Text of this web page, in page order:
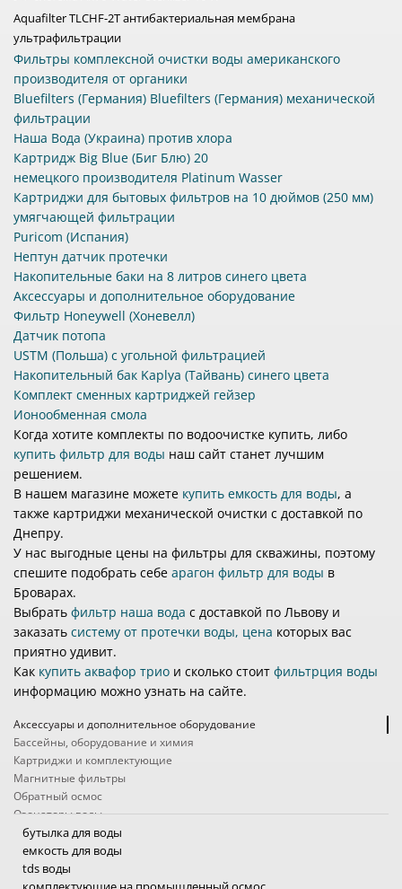
для частных домов;
квартир;
котельных;
бизнеса.
ФИЛЬТРЫ ДЛЯ ВОДЫ ИЗ СКВАЖИНЫ
Вода из скважины часто требует комплексной очистки. В
ней может содержаться:
железо;
марганец;
сероводород;
соли жесткости;
механические примеси.
Для таких задач используются системы обезжелезивания,
умягчения и комплексной очистки воды.
КАРТРИДЖИ И КОМПЛЕКТУЮЩИЕ
В каталоге Akvo представлены:
картриджи для фильтров;
мембраны обратного осмоса;
фильтрующие засыпки;
управляющие клапаны;
корпуса фильтров;
насосы;
ультрафиолетовые лампы;
соль для регенерации.
Правильно подобранные комплектующие помогают
поддерживать стабильную работу системы очистки воды.
ПОЧЕМУ ВЫБИРАЮТ AKVO
Akvo - это профессиональный подбор и современные
решения для очистки воды под реальные задачи клиента.
Мы учитываем качество воды, источник водоснабжения,
расход воды и особенности объекта, чтобы подобрать
систему, которая будет эффективно работать именно в
оборудование на основе результатов анализа воды, а не
“типовых решений”. Это позволяет добиться максимальной
эффективности очистки и избежать лишних затрат. В
наличии широкий ассортимент фильтров, систем очистки
воды, фильтрующих загрузок, картриджей и
комплектующих для бытовых и коммерческих задач. Мы
используем качественные и проверенные материалы от
надежных производителей, что обеспечивает стабильную
работу системы и высокий уровень очистки воды. Помимо
продажи фильтров для воды, предоставляем сервисное
Aquafilter TLCHF-2T антибактериальная мембрана
ультрафильтрации
Фильтры комплексной очистки воды американского
производителя от органики
Bluefilters (Германия) Bluefilters (Германия) механической
фильтрации
Наша Вода (Украина) против хлора
Картридж Big Blue (Биг Блю) 20
немецкого производителя Platinum Wasser
Картриджи для бытовых фильтров на 10 дюймов (250 мм)
умягчающей фильтрации
Puricom (Испания)
Нептун датчик протечки
Накопительные баки на 8 литров синего цвета
Аксессуары и дополнительное оборудование
Фильтр Honeywell (Хоневелл)
Датчик потопа
USTM (Польша) с угольной фильтрацией
Накопительный бак Kaplya (Тайвань) синего цвета
Комплект сменных картриджей гейзер
Ионообменная смола
Когда хотите комплекты по водоочистке купить, либо
купить фильтр для воды наш сайт станет лучшим
решением.
В нашем магазине можете купить емкость для воды, а
также картриджи механической очистки с доставкой по
Днепру.
У нас выгодные цены на фильтры для скважины, поэтому
спешите подобрать себе арагон фильтр для воды в
Броварах.
Выбрать фильтр наша вода с доставкой по Львову и
заказать систему от протечки воды, цена которых вас
приятно удивит.
Как купить аквафор трио и сколько стоит фильтрция воды
информацию можно узнать на сайте.
Аксессуары и дополнительное оборудование
Бассейны, оборудование и химия
Картриджи и комплектующие
Магнитные фильтры
Обратный осмос
Озонаторы воды
Походные фильтры
Проточные фильтры
Системы защиты от протечек
бутылка для воды
емкость для воды
tds воды